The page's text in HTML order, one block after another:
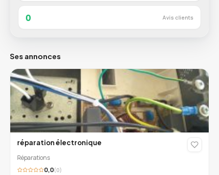
0 Avis clients
Ses annonces
réparation électronique
Réparations
0,0(0)